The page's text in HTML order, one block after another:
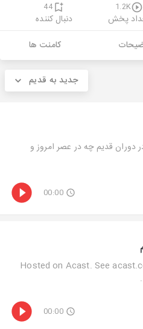
1.2K
پخش
44
دنبال کننده
کامنت ها
جدید به قدیم
دوران قدیم چه در عصر امروز و
00:00
Hosted on Acast. See
00:00